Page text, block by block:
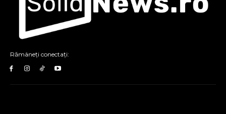
Rămâneți conectați: